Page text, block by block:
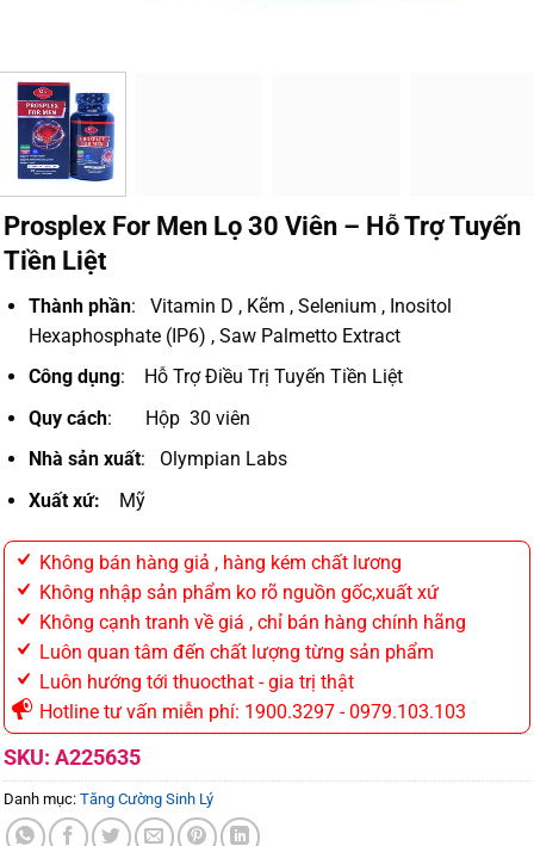
Prosplex For Men Lọ 30 Viên – Hỗ Trợ Tuyến
Tiền Liệt
Thành phần: Vitamin D , Kẽm , Selenium , Inositol
Hexaphosphate (IP6) , Saw Palmetto Extract
Công dụng: Hỗ Trợ Điều Trị Tuyến Tiền Liệt
Quy cách: Hộp 30 viên
Nhà sản xuất: Olympian Labs
Xuất xứ: Mỹ
Không bán hàng giả , hàng kém chất lương
Không nhập sản phẩm ko rõ nguồn gốc,xuất xứ
Không cạnh tranh về giá , chỉ bán hàng chính hãng
Luôn quan tâm đến chất lượng từng sản phẩm
Luôn hướng tới thuocthat - gia trị thật
Hotline tư vấn miễn phí: 1900.3297 - 0979.103.103
SKU: A225635
Danh mục: Tăng Cường Sinh Lý